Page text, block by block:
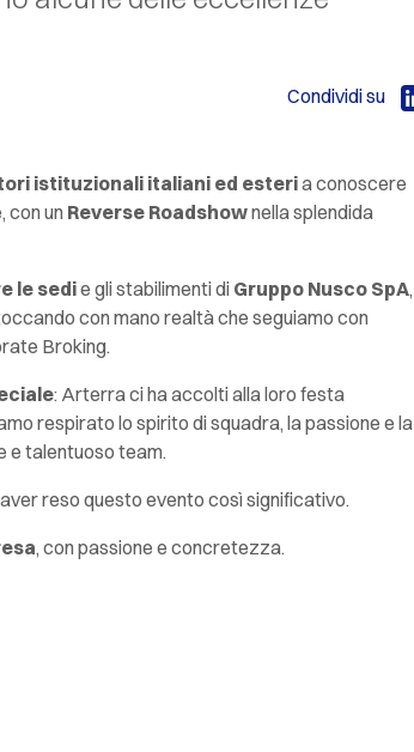
Condividi su
istituzionali italiani ed esteria conoscere
con un Reverse Roadshownella splendida
le sedie gli stabilimenti di Gruppo Nusco SpA,
con mano realtà che seguiamo con
Broking.
: Arterra ci ha accolti alla loro festa
respirato lo spirito di squadra, la passione e la
e talentuoso team.
reso questo evento così significativo.
, con passione e concretezza.